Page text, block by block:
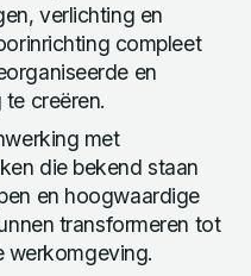
verlichting en
compleet
en
creëren.
met
die bekend staan
en hoogwaardige
transformeren tot
werkomgeving.